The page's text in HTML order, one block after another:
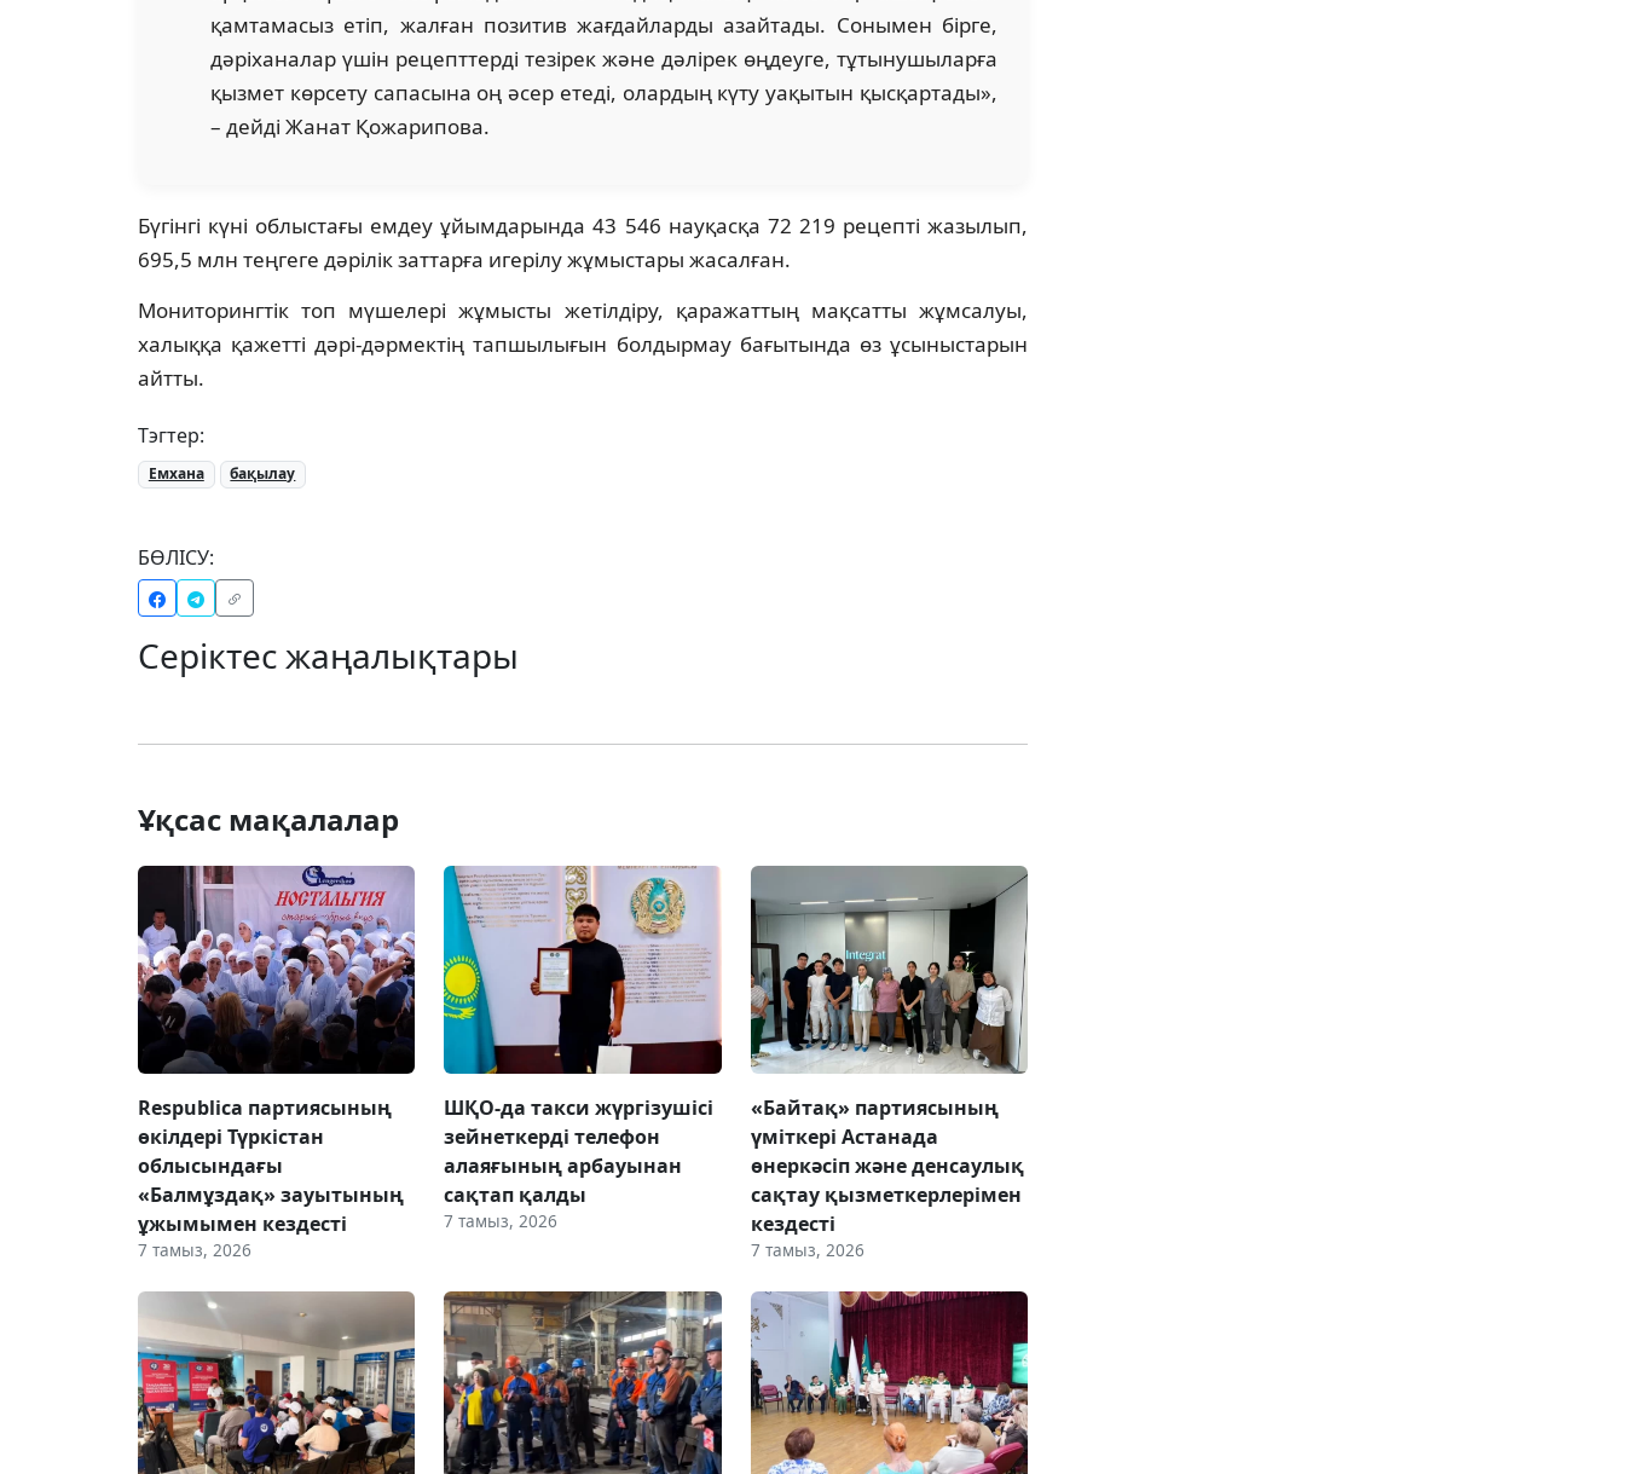
қамтамасыз етіп, жалған позитив жағдайларды азайтады. Сонымен бірге,
дәріханалар үшін рецепттерді тезірек және дәлірек өңдеуге, тұтынушыларға
қызмет көрсету сапасына оң әсер етеді, олардың күту уақытын қысқартады»,
– дейді Жанат Қожарипова.
Бүгінгі күні облыстағы емдеу ұйымдарында 43 546 науқасқа 72 219 рецепті жазылып,
695,5 млн теңгеге дәрілік заттарға игерілу жұмыстары жасалған.
Мониторингтік топ мүшелері жұмысты жетілдіру, қаражаттың мақсатты жұмсалуы,
халыққа қажетті дәрі-дәрмектің тапшылығын болдырмау бағытында өз ұсыныстарын
айтты.
Тэгтер:
Емхана бақылау
БӨЛІСУ:
Серіктес жаңалықтары
Ұқсас мақалалар
Respublica партиясының
өкілдері Түркістан
облысындағы
«Балмұздақ» зауытының
ұжымымен кездесті
7 тамыз, 2026
ШҚО-да такси жүргізушісі
зейнеткерді телефон
алаяғының арбауынан
сақтап қалды
7 тамыз, 2026
«Байтақ» партиясының
үміткері Астанада
өнеркәсіп және денсаулық
сақтау қызметкерлерімен
кездесті
7 тамыз, 2026